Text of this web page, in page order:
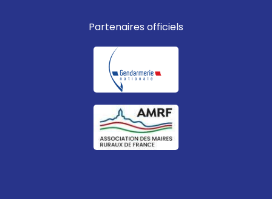
Partenaires officiels